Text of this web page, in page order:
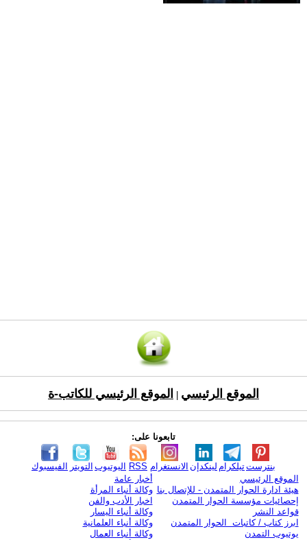
الموقع الرئيسي الموقع الرئيسي للكاتب-ة
تابعونا على:
الفيسبوك التويتر اليوتيوب RSS الانستغرام لينكدإن تيلكرامبنترست
الموقع الرئيسي
هيئة ادارة الحوار المتمدن - للإتصال بنا
إحصائيات مؤسسة الحوار المتمدن
قواعد النشر
ابرز كتاب / كاتبات الحوار المتمدن
يوتيوب التمدن
أخبار عامة
وكالة أنباء المرأة
اخبار الأدب والفن
وكالة أنباء اليسار
وكالة أنباء العلمانية
وكالة أنباء العمال